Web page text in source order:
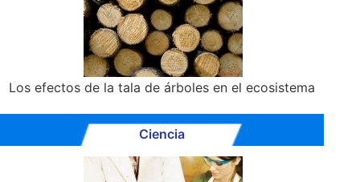
Los efectos de la tala de árboles en el ecosistema
Ciencia